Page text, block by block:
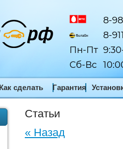
Как сделать Гарантия
8-
8-
Пн-Пт
Сб-Вс
Статьи
« Назад